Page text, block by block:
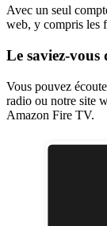
Avec un seul
web, y compris les
Le saviez-vous
Vous pouvez
radio ou notre site
Amazon Fire TV.